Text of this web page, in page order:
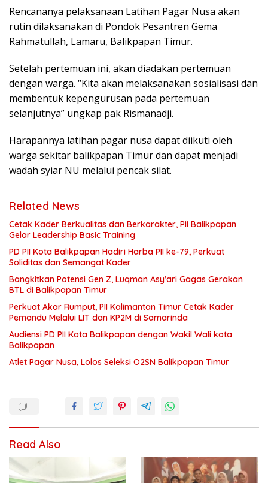
Rencananya pelaksanaan Latihan Pagar Nusa akan
rutin dilaksanakan di Pondok Pesantren Gema
Rahmatullah, Lamaru, Balikpapan Timur.
Setelah pertemuan ini, akan diadakan pertemuan
dengan warga. “Kita akan melaksanakan sosialisasi dan
membentuk kepengurusan pada pertemuan
selanjutnya” ungkap pak Rismanadji.
Harapannya latihan pagar nusa dapat diikuti oleh
warga sekitar balikpapan Timur dan dapat menjadi
wadah syiar NU melalui pencak silat.
Related News
Cetak Kader Berkualitas dan Berkarakter, PII Balikpapan
Gelar Leadership Basic Training
PD PII Kota Balikpapan Hadiri Harba PII ke-79, Perkuat
Soliditas dan Semangat Kader
Bangkitkan Potensi Gen Z, Luqman Asy’ari Gagas Gerakan
BTL di Balikpapan Timur
Perkuat Akar Rumput, PII Kalimantan Timur Cetak Kader
Pemandu Melalui LIT dan KP2M di Samarinda
Audiensi PD PII Kota Balikpapan dengan Wakil Wali kota
Balikpapan
Atlet Pagar Nusa, Lolos Seleksi O2SN Balikpapan Timur
Read Also